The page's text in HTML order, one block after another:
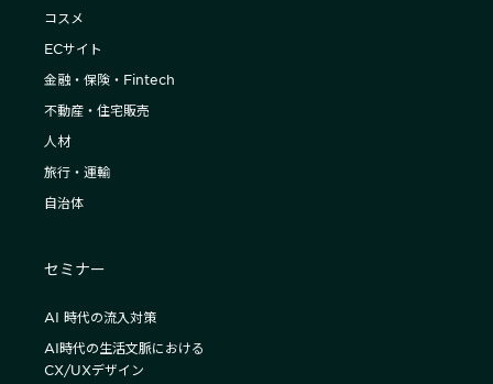
コスメ
ECサイト
金融・保険・Fintech
不動産・住宅販売
人材
旅行・運輸
自治体
セミナー
AI 時代の流入対策
AI時代の生活文脈における
CX/UXデザイン